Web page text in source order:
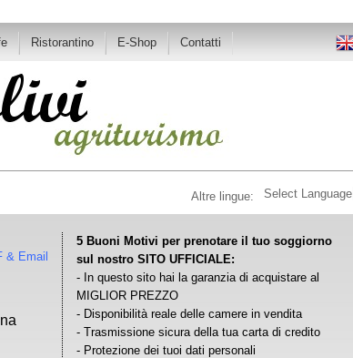
Ristorantino E-Shop Contatti
Select Language
Altre lingue:
& Email
5 Buoni Motivi per prenotare il tuo soggiorno
sul nostro SITO UFFICIALE:
- In questo sito hai la garanzia di acquistare al
MIGLIOR PREZZO
- Disponibilità reale delle camere in vendita
- Trasmissione sicura della tua carta di credito
- Protezione dei tuoi dati personali